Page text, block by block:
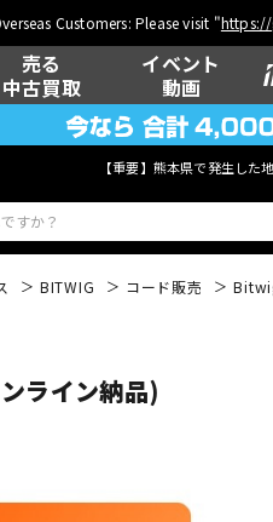
Customers: Please visit "
売る
中古買取
イベント
動画
【重要】熊本県で発生した
BITWIG コード販売
ライン納品)